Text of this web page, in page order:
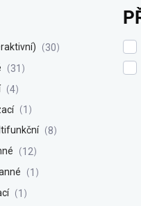
30
31
4
1
8
12
1
1